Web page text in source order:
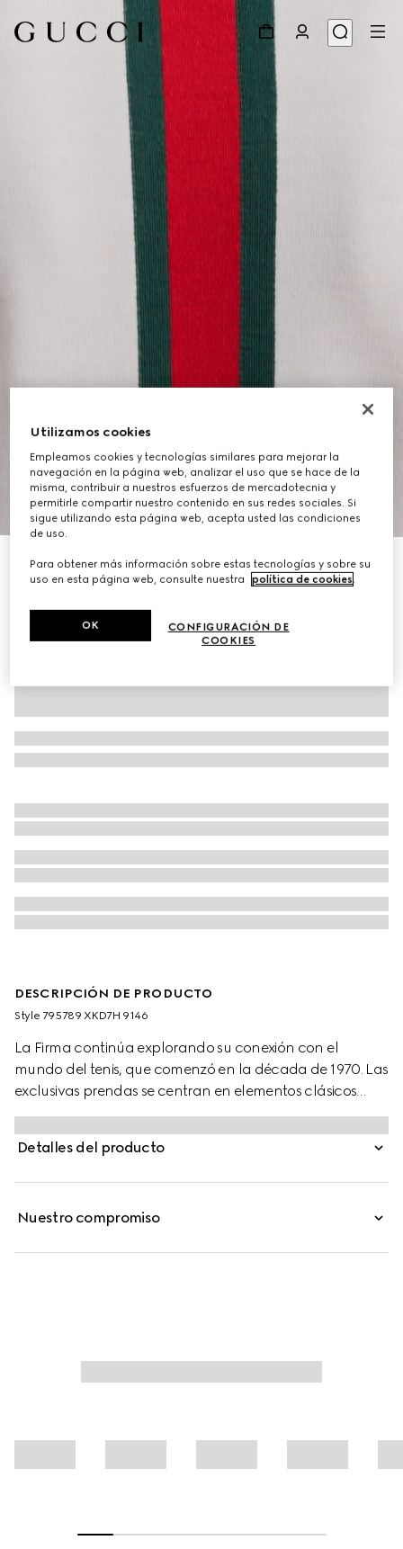
7
Polo de punto de lana con tribanda Web
€ 1.300
DESCRIPCIÓN DE PRODUCTO
Style ‎795789 XKD7H 9146
La Firma continúa explorando su conexión con el
mundo del tenis, que comenzó en la década de 1970. Las
exclusivas prendas se centran en elementos clásicos
como la tribanda Web, así como en materiales
innovadores. Este polo de punto de lana marfil se
caracteriza por un detalle de tribanda Web en la parte
Detalles del producto
Nuestro compromiso
Utilizamos cookies
Empleamos cookies y tecnologías similares para mejorar la
navegación en la página web, analizar el uso que se hace de la
misma, contribuir a nuestros esfuerzos de mercadotecnia y
permitirle compartir nuestro contenido en sus redes sociales. Si
sigue utilizando esta página web, acepta usted las condiciones
de uso.
Para obtener más información sobre estas tecnologías y sobre su
uso en esta página web, consulte nuestra
política de cookies.
CONFIGURACIÓN DE
COOKIES
OK